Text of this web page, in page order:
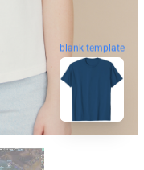
blank template